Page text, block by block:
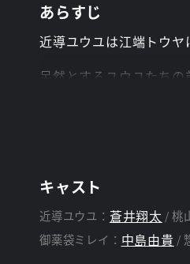
あらすじ
近導ユウユは江端トウヤ
呆然とするユウユたち
そして、謎の少女・御薬
ユウユたちを待ち受け
キャスト
近導ユウユ： 蒼井翔太 桃
御薬袋ミレイ： 中島由貴